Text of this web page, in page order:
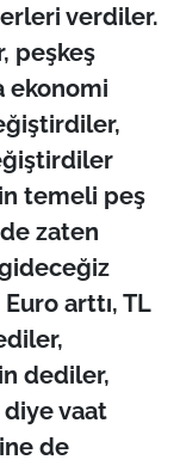
verdiler.
peşkeş
ekonomi
temeli peş
zaten
arttı, TL
dediler,
vaat
de